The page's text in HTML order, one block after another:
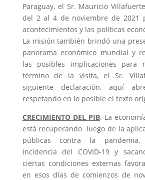
Paraguay, el Sr. Mauricio
del 2 al 4 de noviembre de 2021
acontecimientos y las políticas
La misión también brindó una
panorama económico mundial y
las posibles implicaciones para
término de la visita, el Sr.
siguiente declaración, aquí
respetando en lo posible el texto
CRECIMIENTO DEL PIB. La
está recuperando luego de la
públicas contra la
incidencia del COVID-19 y
ciertas condiciones externas
en esos días de comienzos de